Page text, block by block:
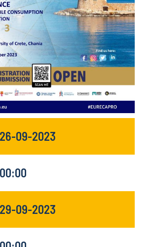
09-2023
09-2023